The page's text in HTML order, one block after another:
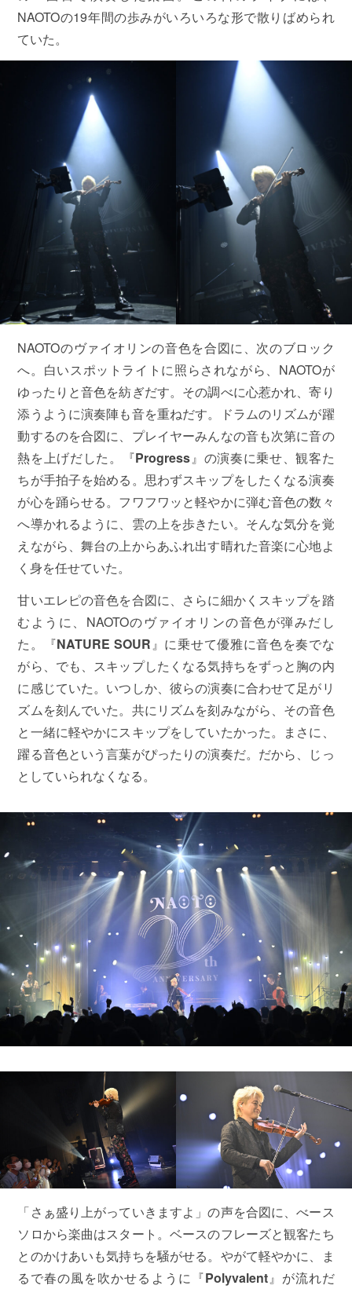
NAOTOの19年間の歩みがいろいろな形で散りばめられ
ていた。
NAOTOのヴァイオリンの音色を合図に、次のブロック
へ。白いスポットライトに照らされながら、NAOTOが
ゆったりと音色を紡ぎだす。その調べに心惹かれ、寄り
添うように演奏陣も音を重ねだす。ドラムのリズムが躍
動するのを合図に、プレイヤーみんなの音も次第に音の
熱を上げだした。『Progress』の演奏に乗せ、観客た
ちが手拍子を始める。思わずスキップをしたくなる演奏
が心を踊らせる。フワフワッと軽やかに弾む音色の数々
へ導かれるように、雲の上を歩きたい。そんな気分を覚
えながら、舞台の上からあふれ出す晴れた音楽に心地よ
く身を任せていた。
甘いエレピの音色を合図に、さらに細かくスキップを踏
むように、NAOTOのヴァイオリンの音色が弾みだし
た。『NATURE SOUR』に乗せて優雅に音色を奏でな
がら、でも、スキップしたくなる気持ちをずっと胸の内
に感じていた。いつしか、彼らの演奏に合わせて足がリ
ズムを刻んでいた。共にリズムを刻みながら、その音色
と一緒に軽やかにスキップをしていたかった。まさに、
躍る音色という言葉がぴったりの演奏だ。だから、じっ
としていられなくなる。
「さぁ盛り上がっていきますよ」の声を合図に、べース
ソロから楽曲はスタート。ベースのフレーズと観客たち
とのかけあいも気持ちを騒がせる。やがて軽やかに、ま
るで春の風を吹かせるように『Polyvalent』が流れだ